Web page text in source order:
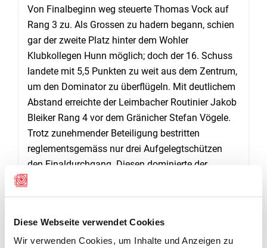
Diese Webseite verwendet Cookies
Wir verwenden Cookies, um Inhalte und Anzeigen zu
Von Finalbeginn weg steuerte Thomas Vock auf
Rang 3 zu. Als Grossen zu hadern begann, schien
gar der zweite Platz hinter dem Wohler
Klubkollegen Hunn möglich; doch der 16. Schuss
landete mit 5,5 Punkten zu weit aus dem Zentrum,
um den Dominator zu überflügeln. Mit deutlichem
Abstand erreichte der Leimbacher Routinier Jakob
Bleiker Rang 4 vor dem Gränicher Stefan Vögele.
Trotz zunehmender Beteiligung bestritten
reglementsgemäss nur drei Aufgelegtschützen
den Finaldurchgang. Diesen dominierte der
12 Schüssen mit 120,7:116,9 gegen den Itinger
sich der beste Aargauer, Peter Schörg, der nach
dem Vorrundenprogramm noch Rang 2 belegt